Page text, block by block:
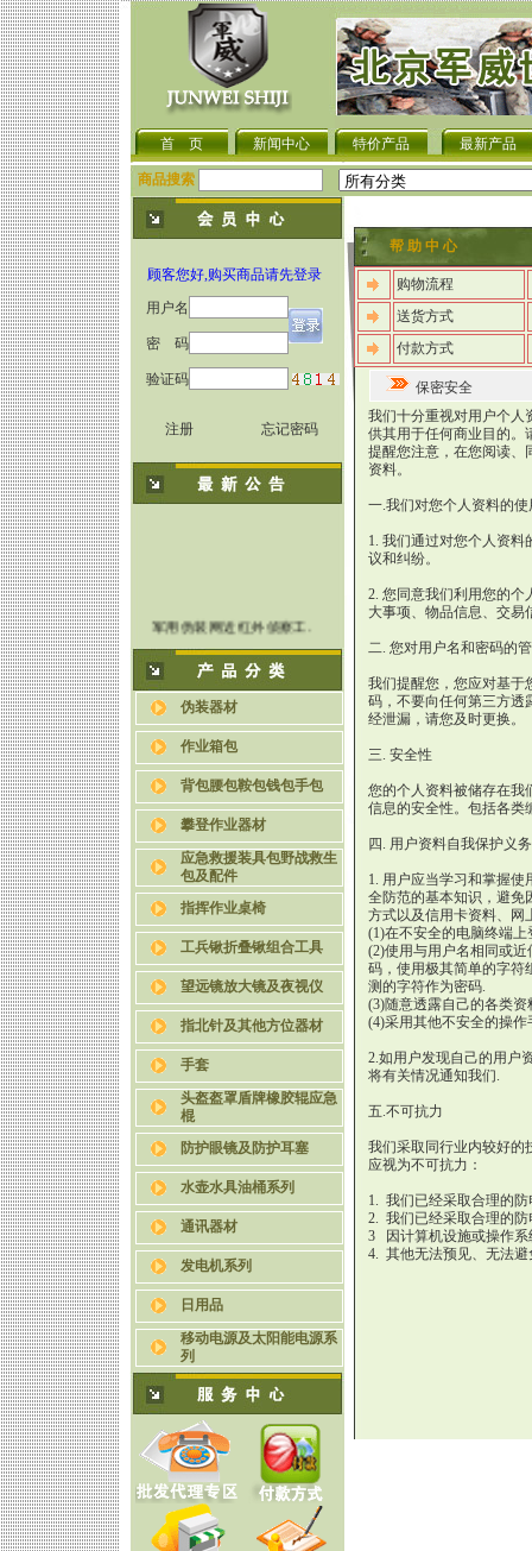
首 页 新闻中心 特价产品 最新产品
商品搜索
顾客您好,购买商品请先登录
用户名
密 码
验证码
注册 忘记密码
教你五招辨认伪装网的好.
使用伪装网时为何要将其.
伪装网的军事意义
六种迷彩伪装网的制作方.
伪装器材
作业箱包
背包腰包鞍包钱包手包
攀登作业器材
应急救援装具包野战救生
包及配件
指挥作业桌椅
工兵锹折叠锹组合工具
望远镜放大镜及夜视仪
指北针及其他方位器材
手套
头盔盔罩盾牌橡胶辊应急
棍
防护眼镜及防护耳塞
水壶水具油桶系列
通讯器材
发电机系列
日用品
移动电源及太阳能电源系
列
帮 助 中 心
购物流程
送货方式
付款方式
保密安全
我们十分重视对用户个人
供其用于任何商业目的。
提醒您注意，在您阅读、
资料。
一.我们对您个人资料的使
1. 我们通过对您个人资
议和纠纷。
2. 您同意我们利用您的
大事项、物品信息、交易
二. 您对用户名和密码的
我们提醒您，您应对基于
码，不要向任何第三方透
经泄漏，请您及时更换。
三. 安全性
您的个人资料被储存在我
信息的安全性。包括各类
四. 用户资料自我保护义务
1. 用户应当学习和掌握
全防范的基本知识，避免
方式以及信用卡资料、网
(1)在不安全的电脑终端
(2)使用与用户名相同或
码，使用极其简单的字符
测的字符作为密码.
(3)随意透露自己的各类资
(4)采用其他不安全的操
2.如用户发现自己的用户
将有关情况通知我们.
五.不可抗力
我们采取同行业内较好的
应视为不可抗力：
1. 我们已经采取合理的
2. 我们已经采取合理的
3 因计算机设施或操作系
4. 其他无法预见、无法